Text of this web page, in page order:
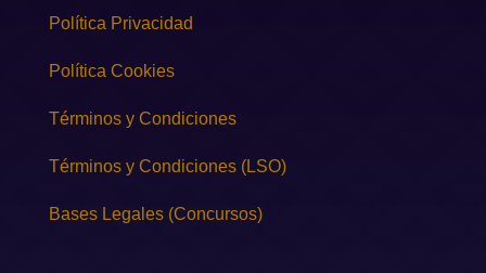
Política Privacidad
Política Cookies
Términos y Condiciones
Términos y Condiciones (LSO)
Bases Legales (Concursos)